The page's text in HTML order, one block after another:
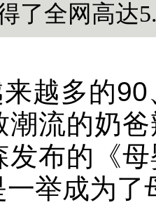
了全网高达
越多的
潮流的奶
发布的《
一举成为了